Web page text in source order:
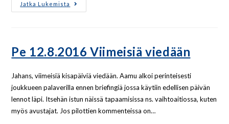
Jatka Lukemista
Pe 12.8.2016 Viimeisiä viedään
Jahans, viimeisiä kisapäiviä viedään. Aamu alkoi perinteisesti
joukkueen palaverilla ennen briefingiä jossa käytiin edellisen päivän
lennot läpi. Itsehän istun näissä tapaamisissa ns. vaihtoaitiossa, kuten
myös avustajat. Jos pilottien kommenteissa on…